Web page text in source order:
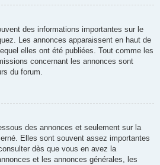
des informations importantes sur le
Les annonces apparaissent en haut de
elles ont été publiées. Tout comme les
concernant les annonces sont
du forum.
des annonces et seulement sur la
Elles sont souvent assez importantes
dès que vous en avez la
et les annonces générales, les